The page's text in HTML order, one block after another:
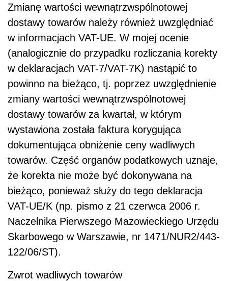
Zmianę wartości wewnątrzwspólnotowej
dostawy towarów należy również uwzględniać
w informacjach VAT-UE. W mojej ocenie
(analogicznie do przypadku rozliczania korekty
w deklaracjach VAT-7/VAT-7K) nastąpić to
powinno na bieżąco, tj. poprzez uwzględnienie
zmiany wartości wewnątrzwspólnotowej
dostawy towarów za kwartał, w którym
wystawiona została faktura korygująca
dokumentująca obniżenie ceny wadliwych
towarów. Część organów podatkowych uznaje,
że korekta nie może być dokonywana na
bieżąco, ponieważ służy do tego deklaracja
VAT-UE/K (np. pismo z 21 czerwca 2006 r.
Naczelnika Pierwszego Mazowieckiego Urzędu
Skarbowego w Warszawie, nr 1471/NUR2/443-
122/06/ST).
Zwrot wadliwych towarów